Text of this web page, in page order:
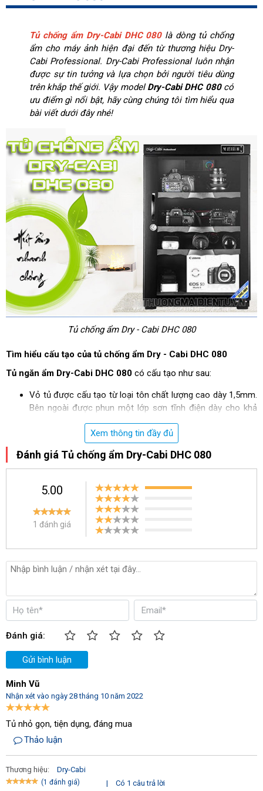
Tủ chống ẩm Dry-Cabi DHC 080là dòng tủ chống
ẩm cho máy ảnh hiện đại đến từ thương hiệu Dry-
Cabi Professional. Dry-Cabi Professional luôn nhận
được sự tin tưởng và lựa chọn bởi người tiêu dùng
trên khắp thế giới. Vậy modelDry-Cabi DHC 080có
ưu điểm gì nổi bật, hãy cùng chúng tôi tìm hiểu qua
bài viết dưới đây nhé!
Tủ chống ẩm Dry - Cabi DHC 080
Tìm hiểu cấu tạo của tủ chống ẩm Dry - Cabi DHC 080
Tủ ngăn ẩm Dry-Cabi DHC 080 có cấu tạo như sau:
Vỏ tủ được cấu tạo từ loại tôn chất lượng cao dày 1,5mm.
Bên ngoài được phun một lớp sơn tĩnh điện dày cho khả
năng chống điện rất tốt.
Cửa kính 2 lớp cường lực chống tác động từ phía ngoại lực.
Gioăng cao su dẻo, ngăn chặn sự xâm nhập của hơi ẩm từ
không khí bên ngoài.
Khóa inox chất lượng cao, không gãy, không gỉ, đảm bảo
an toàn tuyệt đối.
02 khay đựng được làm bằng nhựa có độ bền cao và dễ
dàng thay mới.
Màn hình hiển thị đồng hồ đo độ ẩm và những nút điều
Ẩm kế tự động cho số liệu chính xác một cách tuyệt đối.
Các bộ phận chống ẩm được thiết kế riêng biệt, hiện đại
Xem thông tin đầy đủ
Đánh giá Tủ chống ẩm Dry-Cabi DHC 080
5.00
1 đánh giá
Đánh giá:
Gửi bình luận
Minh Vũ
Nhận xét vào ngày 28 tháng 10 năm 2022
Tủ nhỏ gọn, tiện dụng, đáng mua
Thảo luận
Thương hiệu: Dry-Cabi
(1 đánh giá) |
Có 1 câu trả lời